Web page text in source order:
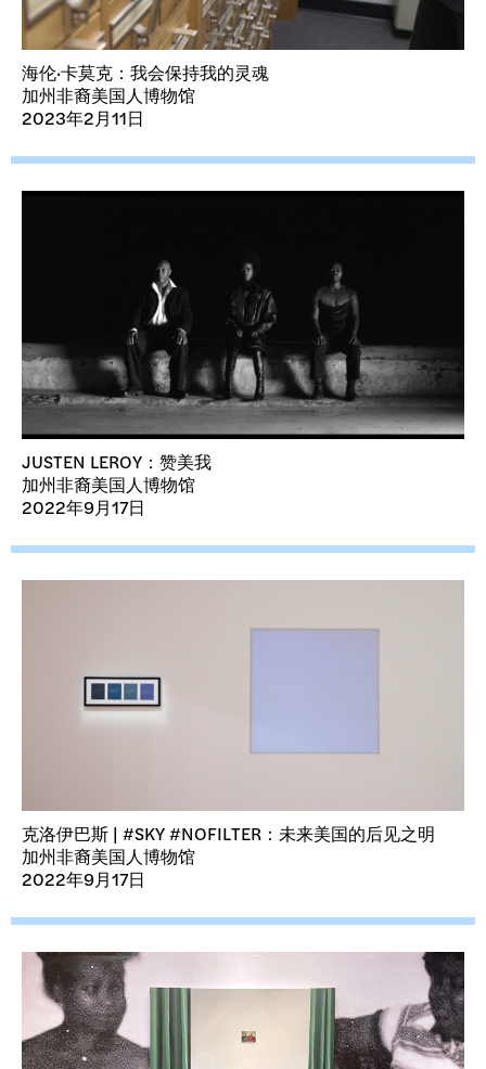
海伦·卡莫克：我会保持我的灵魂
加州非裔美国人博物馆
2023年2月11日
JUSTEN LEROY：赞美我
加州非裔美国人博物馆
2022年9月17日
克洛伊巴斯 | #SKY #NOFILTER：未来美国的后见之明
加州非裔美国人博物馆
2022年9月17日